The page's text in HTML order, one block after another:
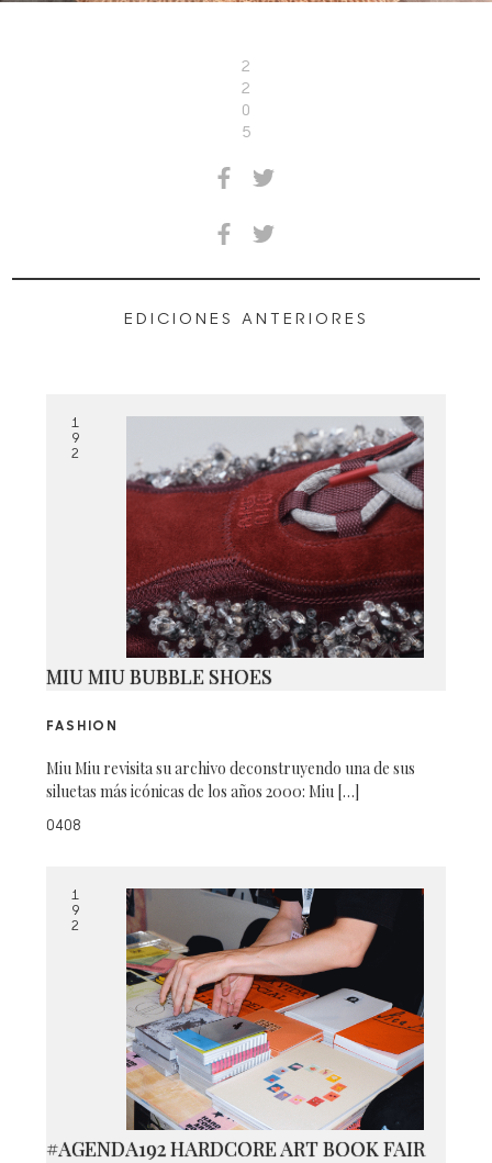
2
2
0
5
EDICIONES ANTERIORES
1
9
2
MIU MIU BUBBLE SHOES
FASHION
Miu Miu revisita su archivo deconstruyendo una de sus
siluetas más icónicas de los años 2000: Miu […]
0408
1
9
2
#AGENDA192 HARDCORE ART BOOK FAIR